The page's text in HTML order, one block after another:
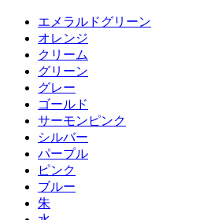
エメラルドグリーン
オレンジ
クリーム
グリーン
グレー
ゴールド
サーモンピンク
シルバー
パープル
ピンク
ブルー
朱